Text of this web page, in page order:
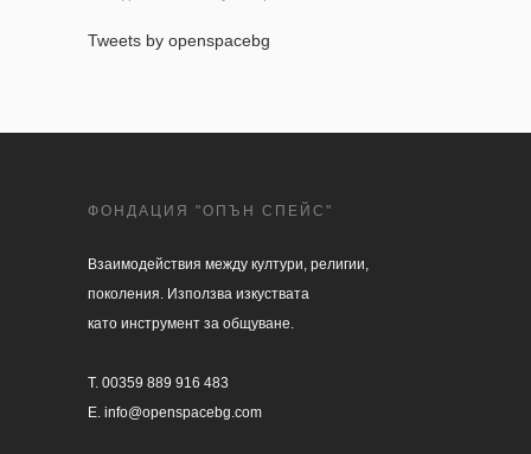
Tweets by openspacebg
ФОНДАЦИЯ "ОПЪН СПЕЙС"
Взаимодействия между култури, религии,
поколения. Използва изкуствата
като инструмент за общуване.
T. 00359 889 916 483
E. info@openspacebg.com